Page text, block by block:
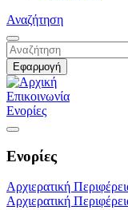
Αναζήτηση
Επικοινωνία
Ενορίες
Ενορίες
Αρχιερατική
Αρχιερατική